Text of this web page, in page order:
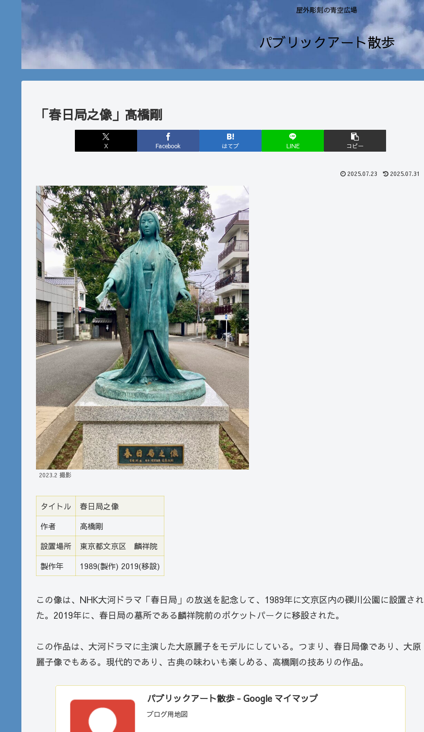
屋外彫刻の青空広場
パブリックアート散歩
「春日局之像」高橋剛
X Facebook はてブ LINE コピー
2025.07.23 2025.07.31
2023.2 撮影
タイトル
春日局之像
作者
高橋剛
設置場所
東京都文京区 麟祥院
製作年
1989(製作) 2019(移設)
この像は、NHK大河ドラマ「春日局」の放送を記念して、1989年に文京区内の礫川公園に設置され
た。2019年に、春日局の墓所である麟祥院前のポケットパークに移設された。
この作品は、大河ドラマに主演した大原麗子をモデルにしている。つまり、春日局像であり、大原
麗子像でもある。現代的であり、古典の味わいも楽しめる、高橋剛の技ありの作品。
パブリックアート散歩 - Google マイマップ
ブログ用地図